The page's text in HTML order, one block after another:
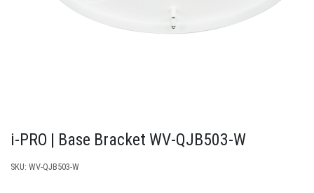
i-PRO | Base Bracket WV-QJB503-W
SKU: WV-QJB503-W